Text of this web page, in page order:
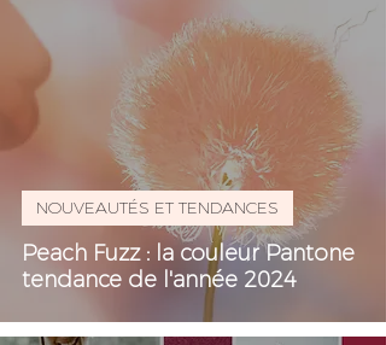
Peach Fuzz : la couleur Pantone
tendance de l'année 2024
NOUVEAUTÉS ET TENDANCES